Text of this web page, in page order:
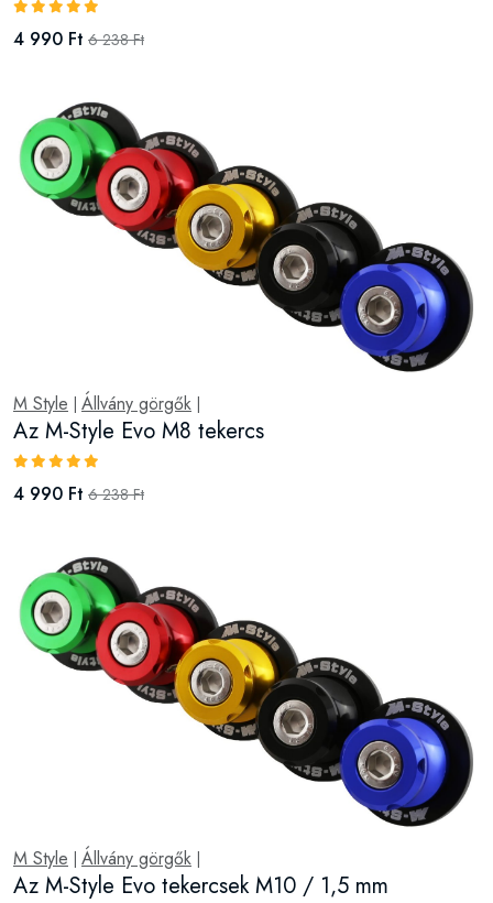
4 990 Ft 6 238 Ft
M Style Állvány görgők
Az M-Style Evo M8 tekercs
4 990 Ft 6 238 Ft
M Style Állvány görgők
Az M-Style Evo tekercsek M10 / 1,5 mm